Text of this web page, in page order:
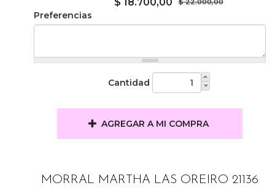
Preferencias
Cantidad
AGREGAR A MI COMPRA
MORRAL MARTHA LAS OREIRO 21136